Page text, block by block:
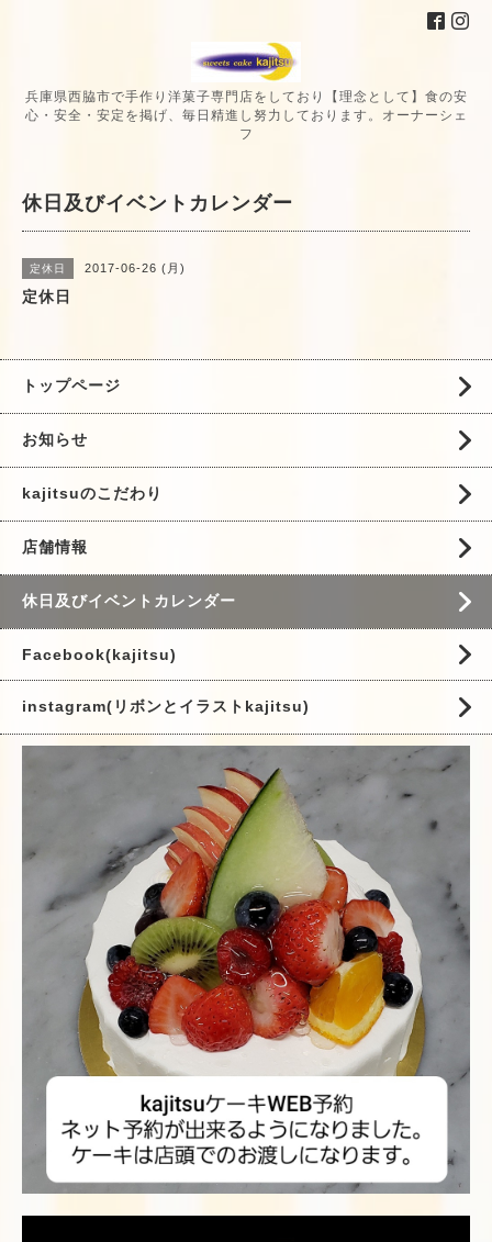
兵庫県西脇市で手作り洋菓子専門店をしており【理念として】食の安
心・安全・安定を掲げ、毎日精進し努力しております。オーナーシェ
フ
休日及びイベントカレンダー
定休日 2017-06-26 (月)
定休日
トップページ
お知らせ
kajitsuのこだわり
店舗情報
休日及びイベントカレンダー
Facebook(kajitsu)
instagram(リボンとイラストkajitsu)